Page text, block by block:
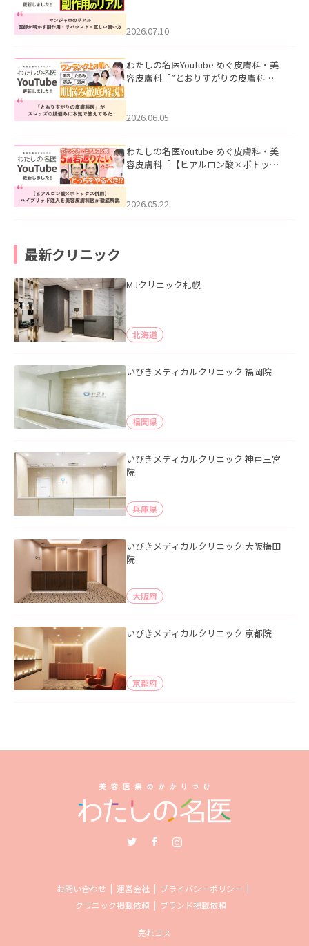
た。
2026.07.10
わたしの名医Youtube めぐ皮膚科・美
容皮膚科「”とおりすがりの皮膚科
2026.06.05
わたしの名医Youtube めぐ皮膚科・美
容皮膚科「【ヒアルロン酸×ボトック
た。
2026.05.22
最新クリニック
MJクリニック札幌
北海道
いびきメディカルクリニック 福岡院
福岡県
いびきメディカルクリニック 神戸三宮
院
兵庫県
いびきメディカルクリニック 大阪梅田
院
大阪府
いびきメディカルクリニック 京都院
京都府
お問い合わせ 運営会社
プライバシーポリシー
クリニック掲載依頼
ブランド掲載依頼
売れコス